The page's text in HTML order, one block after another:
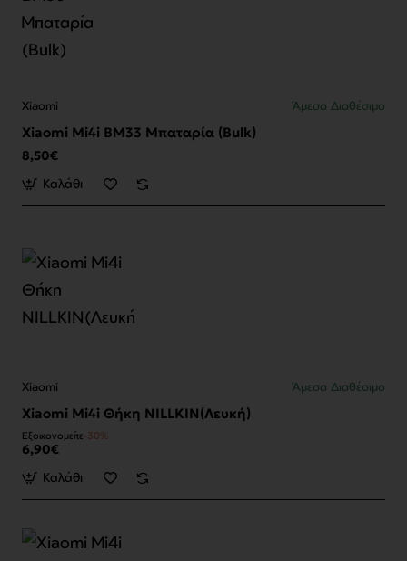
Xiaomi Άμεσα Διαθέσιμο
Xiaomi Mi4i BM33 Μπαταρία (Bulk)
8,50€
Καλάθι
Xiaomi Άμεσα Διαθέσιμο
Xiaomi Mi4i Θήκη NILLKIN(Λευκή)
Εξοικονομείτε -30%
6,90€
Καλάθι